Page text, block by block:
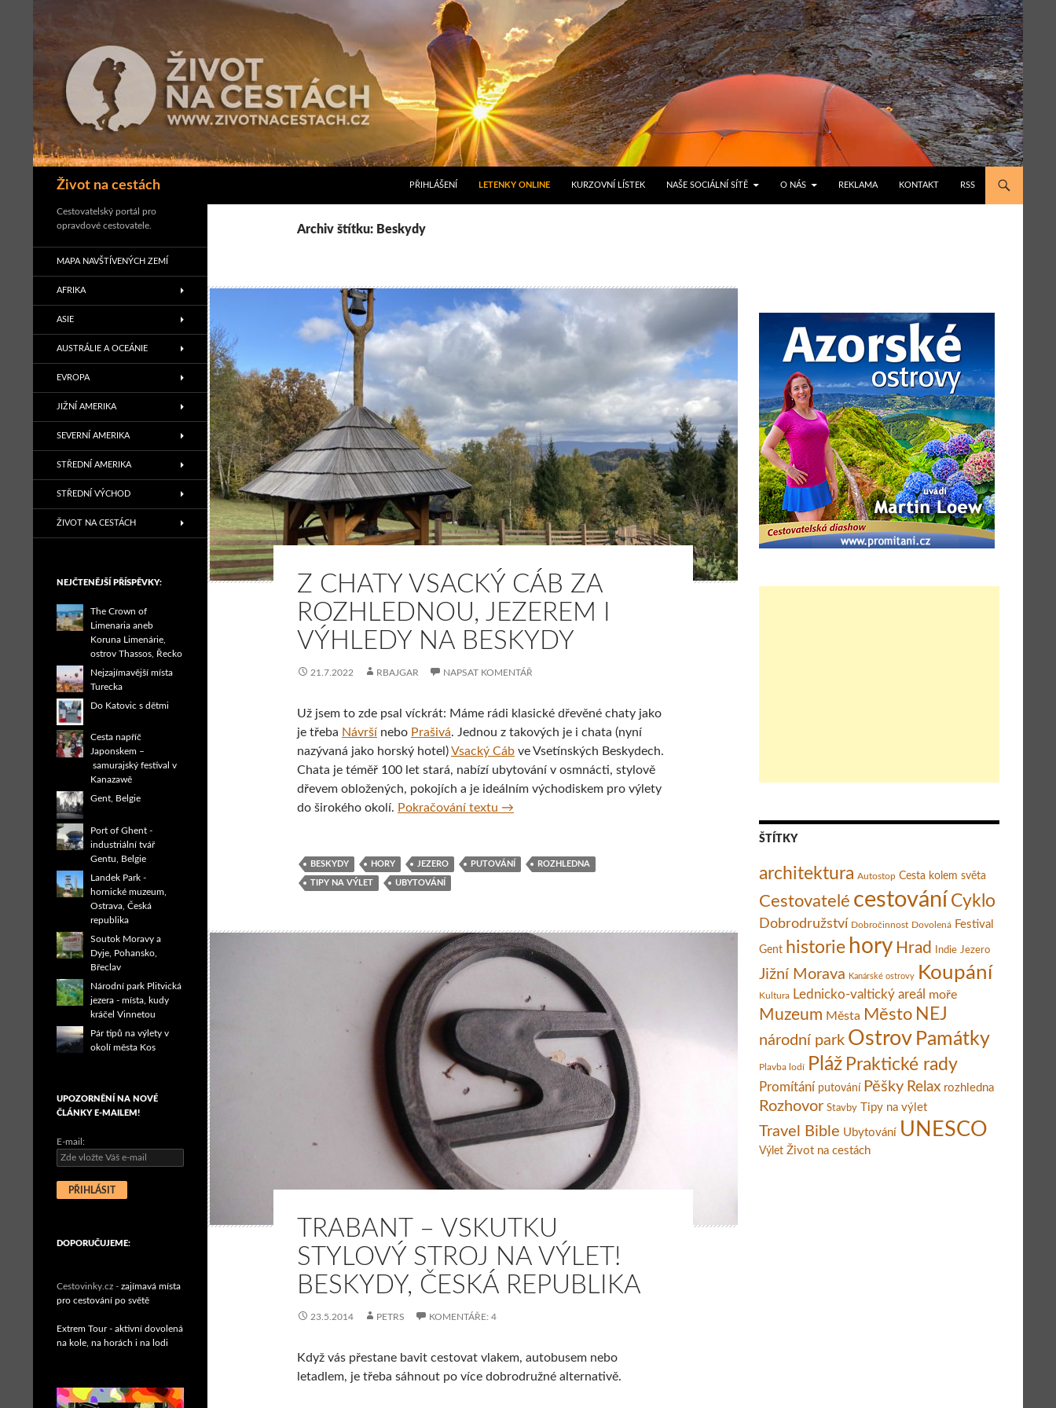
Život na cestách
Hledat
PŘIHLÁŠENÍ LETENKY ONLINE KURZOVNÍ LÍSTEK NAŠE SOCIÁLNÍ SÍTĚ O NÁS REKLAMA KONTAKT RSS
Archiv štítku: Beskydy
Z CHATY VSACKÝ CÁB ZA
ROZHLEDNOU, JEZEREM I
VÝHLEDY NA BESKYDY
21.7.2022 RBAJGAR NAPSAT KOMENTÁŘ
Už jsem to zde psal víckrát: Máme rádi klasické dřevěné chaty jako
je třeba Návrší nebo Prašivá. Jednou z takových je i chata (nyní
nazývaná jako horský hotel)Vsacký Cáb ve Vsetínských Beskydech.
Chata je téměř 100 let stará, nabízí ubytování v osmnácti, stylově
dřevem obložených, pokojích a je ideálním východiskem pro výlety
do širokého okolí. Pokračování textu Z chaty Vsacký Cáb za rozhlednou, jezerem i výhledy na Beskydy
→
BESKYDY HORY JEZERO PUTOVÁNÍ ROZHLEDNA
TIPY NA VÝLET UBYTOVÁNÍ
TRABANT – VSKUTKU
STYLOVÝ STROJ NA VÝLET!
BESKYDY, ČESKÁ REPUBLIKA
23.5.2014 PETRS KOMENTÁŘE: 4
Když vás přestane bavit cestovat vlakem, autobusem nebo
letadlem, je třeba sáhnout po více dobrodružné alternativě.
ŠTÍTKY
architektura Autostop Cesta kolem světa
Cestovatelé cestování Cyklo
Dobrodružství Dobročinnost Dovolená Festival
Gent historie hory Hrad Indie Jezero
Jižní Morava Kanárské ostrovy Koupání
Kultura Lednicko-valtický areál moře
Muzeum Města Město NEJ
národní park Ostrov Památky
Plavba lodí Pláž Praktické rady
Promítání putování Pěšky Relax rozhledna
Rozhovor Stavby Tipy na výlet
Travel Bible Ubytování UNESCO
Výlet Život na cestách
Cestovatelský portál pro
opravdové cestovatele.
MAPA NAVŠTÍVENÝCH ZEMÍ
AFRIKA
ASIE
AUSTRÁLIE A OCEÁNIE
EVROPA
JIŽNÍ AMERIKA
SEVERNÍ AMERIKA
STŘEDNÍ AMERIKA
STŘEDNÍ VÝCHOD
ŽIVOT NA CESTÁCH
NEJČTENĚJŠÍ PŘÍSPĚVKY:
The Crown of
Limenaria aneb
Koruna Limenárie,
ostrov Thassos, Řecko
Nejzajímavější místa
Turecka
Do Katovic s dětmi
Cesta napříč
Japonskem –
samurajský festival v
Kanazawě
Gent, Belgie
Port of Ghent -
industriální tvář
Gentu, Belgie
Landek Park -
hornické muzeum,
Ostrava, Česká
republika
Soutok Moravy a
Dyje, Pohansko,
Břeclav
Národní park Plitvická
jezera - místa, kudy
kráčel Vinnetou
Pár tipů na výlety v
okolí města Kos
UPOZORNĚNÍ NA NOVÉ
ČLÁNKY E-MAILEM!
E-mail:
DOPORUČUJEME:
Cestovinky.cz - zajímavá místa
pro cestování po světě
Extrem Tour - aktivní dovolená
na kole, na horách i na lodi